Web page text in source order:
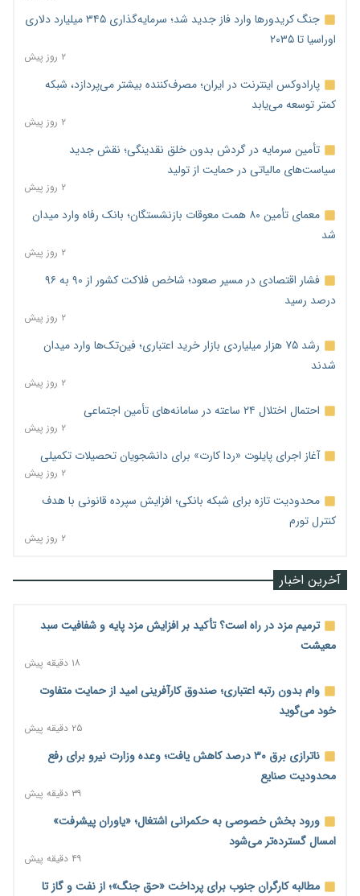
جنگ کریدورها وارد فاز جدید شد؛ سرمایه‌گذاری ۳۴۵ میلیارد دلاری
اوراسیا تا ۲۰۳۵
۲ روز پیش
پارادوکس اینترنت در ایران؛ مصرف‌کننده بیشتر می‌پردازد، شبکه
کمتر توسعه می‌یابد
۲ روز پیش
تأمین سرمایه در گردش بدون خلق نقدینگی؛ نقش جدید
سیاست‌های مالیاتی در حمایت از تولید
۲ روز پیش
معمای تأمین ۸۰ همت معوقات بازنشستگان؛ بانک رفاه وارد میدان
شد
۲ روز پیش
فشار اقتصادی در مسیر صعود؛ شاخص فلاکت کشور از ۹۰ به ۹۶
درصد رسید
۲ روز پیش
رشد ۷۵ هزار میلیاردی بازار خرید اعتباری؛ فین‌تک‌ها وارد میدان
شدند
۲ روز پیش
احتمال اختلال ۲۴ ساعته در سامانه‌های تأمین اجتماعی
۲ روز پیش
آغاز اجرای پایلوت «ردا کارت» برای دانشجویان تحصیلات تکمیلی
۲ روز پیش
محدودیت تازه برای شبکه بانکی؛ افزایش سپرده قانونی با هدف
کنترل تورم
۲ روز پیش
آخرین اخبار
ترمیم مزد در راه است؟ تأکید بر افزایش مزد پایه و شفافیت سبد
معیشت
۱۸ دقیقه پیش
وام بدون رتبه اعتباری؛ صندوق کارآفرینی امید از حمایت متفاوت
خود می‌گوید
۲۵ دقیقه پیش
ناترازی برق ۳۰ درصد کاهش یافت؛ وعده وزارت نیرو برای رفع
محدودیت صنایع
۳۹ دقیقه پیش
ورود بخش خصوصی به حکمرانی اشتغال؛ «یاوران پیشرفت»
امسال گسترده‌تر می‌شود
۴۹ دقیقه پیش
مطالبه کارگران جنوب برای پرداخت «حق جنگ»؛ از نفت و گاز تا